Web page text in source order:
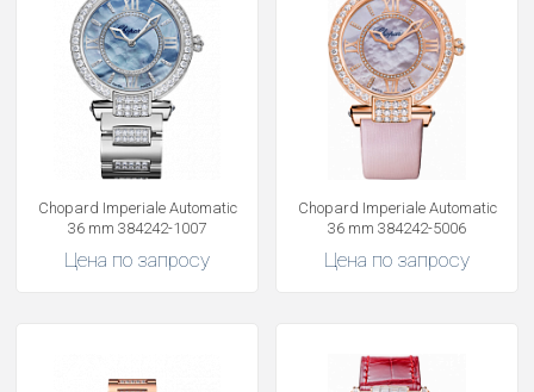
Chopard Imperiale Automatic
36 mm 384242-1007
Цена по запросу
Chopard Imperiale Automatic
36 mm 384242-5006
Цена по запросу